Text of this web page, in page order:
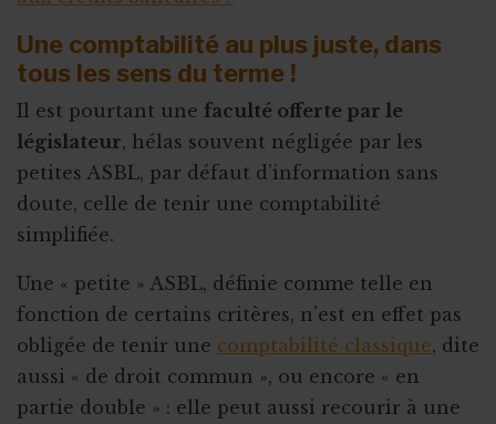
Une comptabilité au plus juste, dans
tous les sens du terme !
Il est pourtant une faculté offerte par le
législateur, hélas souvent négligée par les
petites ASBL, par défaut d’information sans
doute, celle de tenir une comptabilité
simplifiée.
Une « petite » ASBL, définie comme telle en
fonction de certains critères, n’est en effet pas
obligée de tenir une comptabilité classique, dite
aussi « de droit commun », ou encore « en
partie double » : elle peut aussi recourir à une